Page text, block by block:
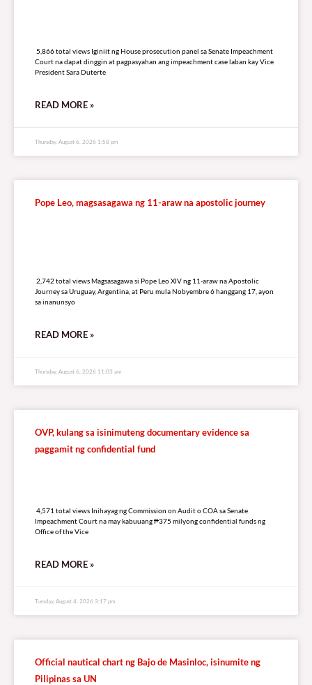
5,866 total views Iginiit ng House prosecution panel sa Senate Impeachment
Court na dapat dinggin at pagpasyahan ang impeachment case laban kay Vice
President Sara Duterte
READ MORE »
Thursday, August 6, 2026 1:58 pm
Pope Leo, magsasagawa ng 11-araw na apostolic journey
2,742 total views Magsasagawa si Pope Leo XIV ng 11-araw na Apostolic
Journey sa Uruguay, Argentina, at Peru mula Nobyembre 6 hanggang 17, ayon
sa inanunsyo
READ MORE »
Thursday, August 6, 2026 11:03 am
OVP, kulang sa isinimuteng documentary evidence sa
paggamit ng confidential fund
4,571 total views Inihayag ng Commission on Audit o COA sa Senate
Impeachment Court na may kabuuang ₱375 milyong confidential funds ng
Office of the Vice
READ MORE »
Tuesday, August 4, 2026 3:17 pm
Official nautical chart ng Bajo de Masinloc, isinumite ng
Pilipinas sa UN